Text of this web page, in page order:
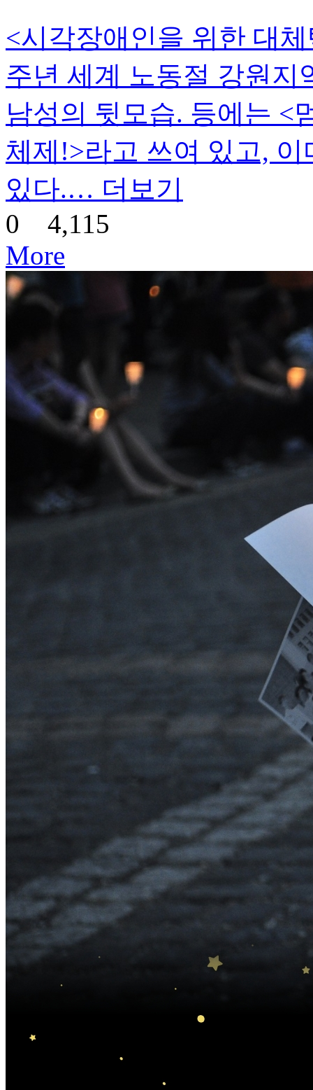
<시각장애인을 위한 대
주년 세계 노동절 강원지
남성의 뒷모습. 등에는 <
체제!>라고 쓰여 있고,
있다.… 더보기
0 4,115
More